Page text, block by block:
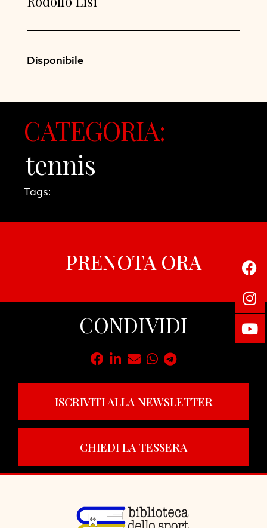
Disponibile
CATEGORIA:
tennis
Tags:
PRENOTA ORA
CONDIVIDI
ISCRIVITI ALLA NEWSLETTER
CHIEDI LA TESSERA